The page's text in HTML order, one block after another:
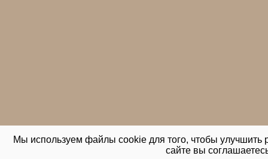
Мы используем файлы cookie для того, чтобы улучшить
сайте вы